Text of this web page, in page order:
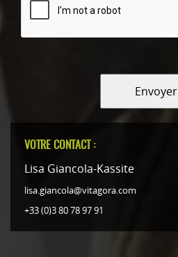
Envoyer
VOTRE CONTACT :
Lisa Giancola-Kassite
lisa.giancola@vitagora.com
+33 (0)3 80 78 97 91